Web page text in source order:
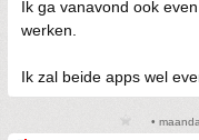
Ik ga vanavond ook
werken.
Ik zal beide apps wel
•